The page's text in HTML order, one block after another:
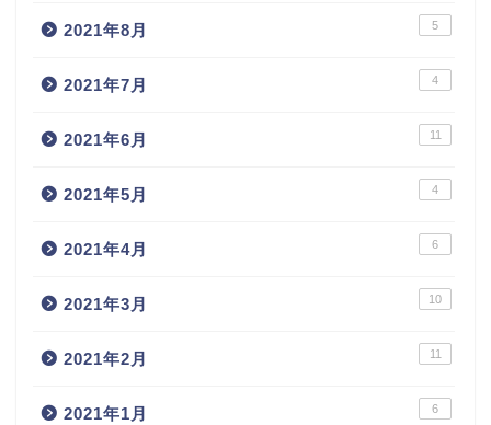
2021年8月 5
2021年7月 4
2021年6月 11
2021年5月 4
2021年4月 6
2021年3月 10
2021年2月 11
2021年1月 6